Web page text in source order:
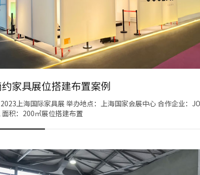
家具展位搭建布置案例
上海国际家具展 举办地点：上海国家会展中心 合作企业：
积：200㎡展位搭建布置